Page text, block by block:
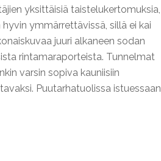
yksittäisiä taistelukertomuksia,
ymmärrettävissä, sillä ei kai
juuri alkaneen sodan
rintamaraporteista. Tunnelmat
varsin sopiva kauniisiin
Puutarhatuolissa istuessaan